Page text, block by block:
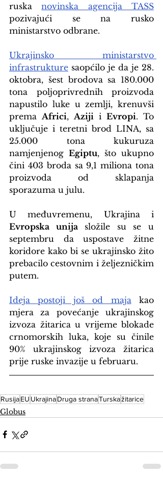
ruska novinska agencija TASS
pozivajući se na rusko
ministarstvo odbrane.
Ukrajinsko ministarstvo
infrastrukture saopćilo je da je 28.
oktobra, šest brodova sa 180.000
tona poljoprivrednih proizvoda
napustilo luke u zemlji, krenuvši
prema Africi, Aziji i Evropi. To
uključuje i teretni brod LINA, sa
25.000 tona kukuruza
namjenjenog Egiptu, što ukupno
čini 403 broda sa 9,1 miliona tona
proizvoda od sklapanja
sporazuma u julu.
Evropska unija složile su se u
septembru da uspostave žitne
koridore kako bi se ukrajinsko žito
prebacilo cestovnim i željezničkim
putem.
Ideja postoji još od maja kao
mjera za povećanje ukrajinskog
izvoza žitarica u vrijeme blokade
crnomorskih luka, koje su činile
90% ukrajinskog izvoza žitarica
prije ruske invazije u februaru.
RusijaEU UkrajinaDruga stranaTurskažitarice
Globus